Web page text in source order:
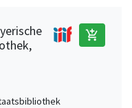
add_shopping_cart